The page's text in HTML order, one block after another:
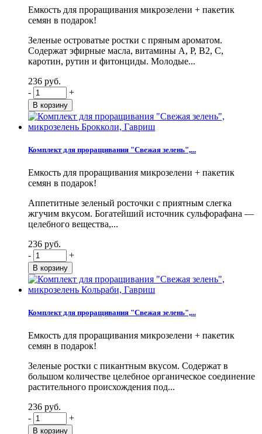
Емкость для проращивания микрозелени + пакетик
семян в подарок!
Зеленые островатые ростки с пряным ароматом.
Содержат эфирные масла, витамины А, Р, В2, С,
каротин, рутин и фитонциды. Молодые...
236 руб.
-
+
Комплект для проращивания "Свежая зелень",...
Емкость для проращивания микрозелени + пакетик
семян в подарок!
Аппетитные зеленый росточки с приятным слегка
жгучим вкусом. Богатейший источник сульфорафана —
целебного вещества,...
236 руб.
-
+
Комплект для проращивания "Свежая зелень",...
Емкость для проращивания микрозелени + пакетик
семян в подарок!
Зеленые ростки с пикантным вкусом. Содержат в
большом количестве целебное органическое соединение
растительного происхождения под...
236 руб.
-
+